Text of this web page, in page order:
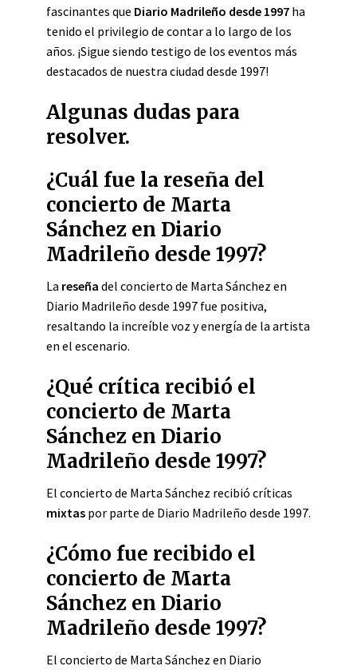
fascinantes que Diario Madrileño desde 1997 ha
tenido el privilegio de contar a lo largo de los
años. ¡Sigue siendo testigo de los eventos más
destacados de nuestra ciudad desde 1997!
Algunas dudas para
resolver.
¿Cuál fue la reseña del
concierto de Marta
Sánchez en Diario
Madrileño desde 1997?
La reseña del concierto de Marta Sánchez en
Diario Madrileño desde 1997 fue positiva,
resaltando la increíble voz y energía de la artista
en el escenario.
¿Qué crítica recibió el
concierto de Marta
Sánchez en Diario
Madrileño desde 1997?
El concierto de Marta Sánchez recibió críticas
mixtas por parte de Diario Madrileño desde 1997.
¿Cómo fue recibido el
concierto de Marta
Sánchez en Diario
Madrileño desde 1997?
El concierto de Marta Sánchez en Diario